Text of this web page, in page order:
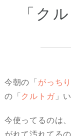
「ク
今朝の「がっち
の「クルトガ」
今使ってるのは